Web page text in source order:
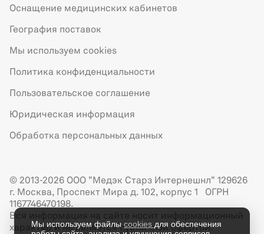
Оснащение медицинских кабинетов
География поставок
Мы используем cookies
Политика конфиденциальности
Пользовательское соглашение
Юридическая информация
Обработка персональных данных
© 2013-2026 ООО "Медэк Старз Интернешнл" 129626
г. Москва, Проспект Мира д. 102, корпус 1 ОГРН
1167746470198.
Вся информация на сайте носит информационный
характер и не является публичной офертой.
Мы используем файлыcookies для обеспечения